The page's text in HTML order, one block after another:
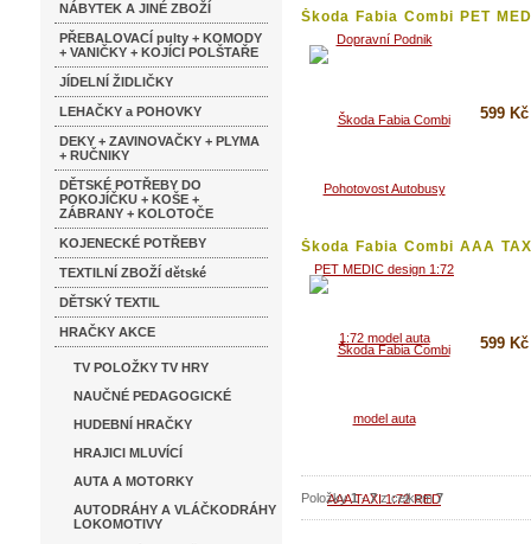
NÁBYTEK A JINÉ ZBOŽÍ
PŘEBALOVACÍ pulty + KOMODY
+ VANIČKY + KOJÍCÍ POLŠTAŘE
JÍDELNÍ ŽIDLIČKY
LEHAČKY a POHOVKY
DEKY + ZAVINOVAČKY + PLYMA
+ RUČNIKY
DĚTSKÉ POTŘEBY DO
POKOJÍČKU + KOŠE +
ZÁBRANY + KOLOTOČE
KOJENECKÉ POTŘEBY
TEXTILNÍ ZBOŽÍ dětské
DĚTSKÝ TEXTIL
HRAČKY AKCE
TV POLOŽKY TV HRY
NAUČNÉ PEDAGOGICKÉ
HUDEBNÍ HRAČKY
HRAJICI MLUVÍCÍ
AUTA A MOTORKY
AUTODRÁHY A VLÁČKODRÁHY
LOKOMOTIVY
Škoda Fabia Combi PET
599 Kč
Škoda Fabia Combi AAA
1:72...
599 Kč
Položky1-7z celkem7